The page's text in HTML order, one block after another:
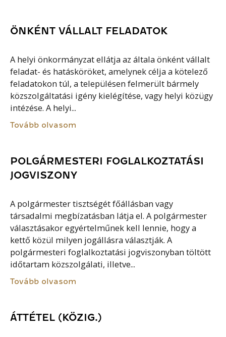
ÖNKÉNT VÁLLALT FELADATOK
A helyi önkormányzat ellátja az általa önként vállalt
feladat- és hatásköröket, amelynek célja a kötelező
feladatokon túl, a településen felmerült bármely
közszolgáltatási igény kielégítése, vagy helyi közügy
intézése. A helyi...
Tovább olvasom
POLGÁRMESTERI FOGLALKOZTATÁSI
JOGVISZONY
A polgármester tisztségét főállásban vagy
társadalmi megbízatásban látja el. A polgármester
választásakor egyértelműnek kell lennie, hogy a
kettő közül milyen jogállásra választják. A
polgármesteri foglalkoztatási jogviszonyban töltött
időtartam közszolgálati, illetve...
Tovább olvasom
ÁTTÉTEL (KÖZIG.)